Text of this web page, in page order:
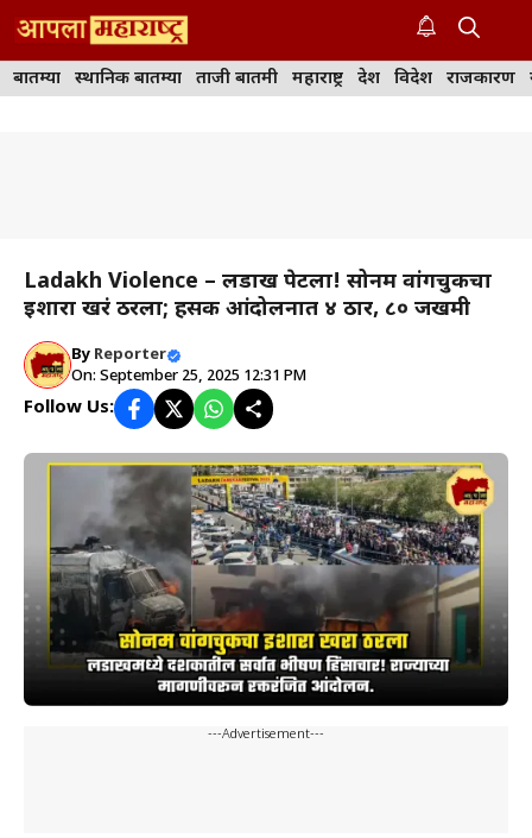
content
बातम्या स्थानिक बातम्या ताजी बातमी महाराष्ट्र देश विदेश राजकारण
Ladakh Violence – लडाख पेटला! सोनम वांगचुकचा
इशारा खरं ठरला; हिंसक आंदोलनात ४ ठार, ८० जखमी
By Reporter
On: September 25, 2025 12:31 PM
Follow Us:
---Advertisement---